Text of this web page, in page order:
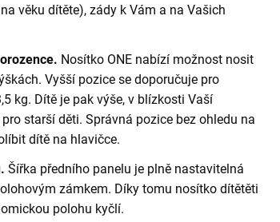
věku dítěte), zády k Vám a na Vašich
Nosítko ONE nabízí možnost nosit
Vyšší pozice se doporučuje pro
kg. Dítě je pak výše, v blízkosti Vaší
starší děti. Správná pozice bez ohledu na
dítě na hlavičce.
Šířka předního panelu je plně nastavitelná
zámkem. Díky tomu nosítko dítětěti
polohu kyčlí.